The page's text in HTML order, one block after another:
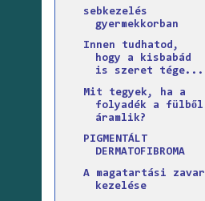
sebkezelés
gyermekkorban
Innen tudhatod,
hogy a kisbabád
is szeret tége...
Mit tegyek, ha a
folyadék a fülből
áramlik?
PIGMENTÁLT
DERMATOFIBROMA
A magatartási zavar
kezelése